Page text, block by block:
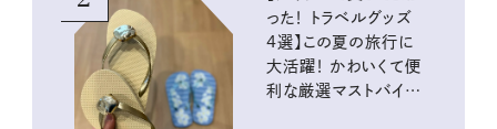
った！ トラベルグッズ
4選】この夏の旅行に
大活躍！ かわいくて便
利な厳選マストバイア